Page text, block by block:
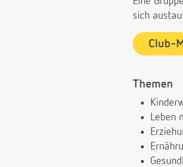
sich
Club-
Themen
Leben